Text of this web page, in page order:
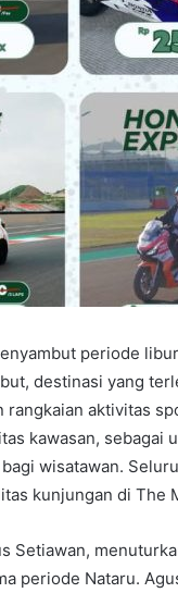
periode
destinasi yang
rangkaian aktivitas
kawasan, sebagai
wisatawan.
kunjungan di The
Setiawan,
periode Nataru.